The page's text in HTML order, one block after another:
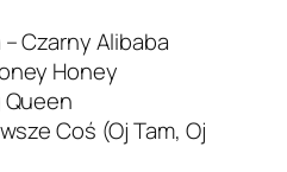
Czarny Alibaba
Honey
Coś (Oj Tam, Oj